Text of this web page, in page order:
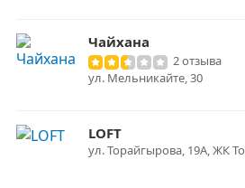
Чайхана
2 отзыва
ул. Мельникайте, 30
LOFT
ул. Торайгырова, 19А, ЖК